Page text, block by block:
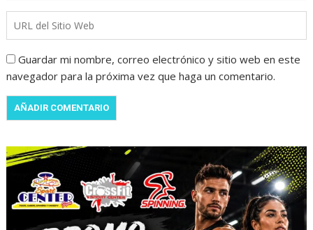
Guardar mi nombre, correo electrónico y sitio web en este
navegador para la próxima vez que haga un comentario.